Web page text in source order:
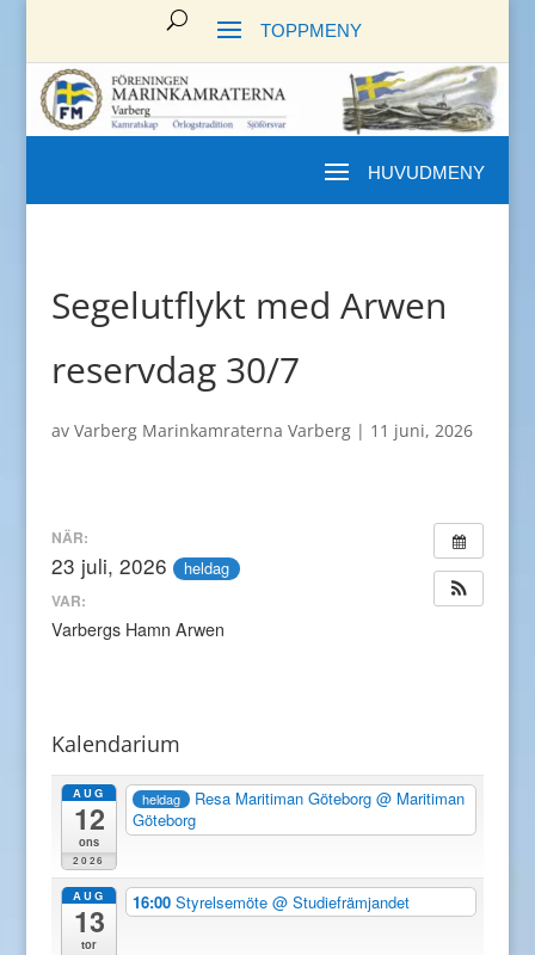
Segelutflykt med Arwen
reservdag 30/7
av Varberg Marinkamraterna Varberg| 11 juni, 2026
NÄR:
23 juli, 2026 heldag
VAR:
Varbergs Hamn Arwen
Kalendarium
AUG
12
ons
2026
heldag Resa Maritiman Göteborg @ Maritiman
Göteborg
AUG
13
tor
16:00Styrelsemöte@ Studiefrämjandet